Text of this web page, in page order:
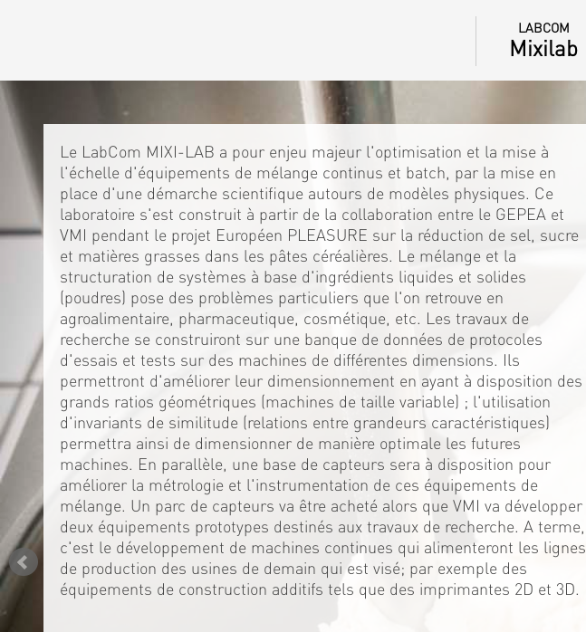
LABCOM
Mixilab
Le LabCom MIXI-LAB a pour enjeu majeur l'optimisation et la mise à
l'échelle d'équipements de mélange continus et batch, par la mise en
place d'une démarche scientifique autours de modèles physiques. Ce
laboratoire s'est construit à partir de la collaboration entre le GEPEA et
VMI pendant le projet Européen PLEASURE sur la réduction de sel, sucre
et matières grasses dans les pâtes céréalières. Le mélange et la
structuration de systèmes à base d'ingrédients liquides et solides
(poudres) pose des problèmes particuliers que l'on retrouve en
agroalimentaire, pharmaceutique, cosmétique, etc. Les travaux de
recherche se construiront sur une banque de données de protocoles
d'essais et tests sur des machines de différentes dimensions. Ils
permettront d'améliorer leur dimensionnement en ayant à disposition des
grands ratios géométriques (machines de taille variable) ; l'utilisation
d'invariants de similitude (relations entre grandeurs caractéristiques)
permettra ainsi de dimensionner de manière optimale les futures
machines. En parallèle, une base de capteurs sera à disposition pour
améliorer la métrologie et l'instrumentation de ces équipements de
mélange. Un parc de capteurs va être acheté alors que VMI va développer
deux équipements prototypes destinés aux travaux de recherche. A terme,
c'est le développement de machines continues qui alimenteront les lignes
de production des usines de demain qui est visé; par exemple des
équipements de construction additifs tels que des imprimantes 2D et 3D.